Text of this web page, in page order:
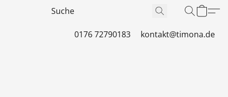
0176 72790183 kontakt@timona.de